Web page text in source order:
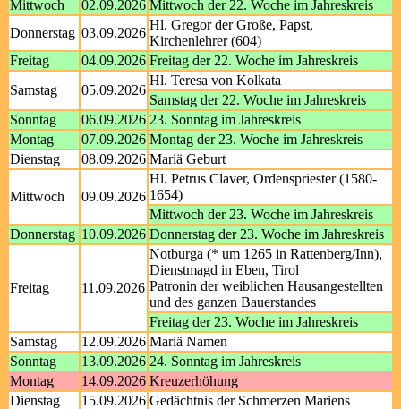
Mittwoch
02.09.2026 Mittwoch der 22. Woche im Jahreskreis
Donnerstag 03.09.2026
Hl. Gregor der Große, Papst,
Kirchenlehrer (604)
Freitag
04.09.2026 Freitag der 22. Woche im Jahreskreis
Samstag
05.09.2026
Hl. Teresa von Kolkata
Samstag der 22. Woche im Jahreskreis
Sonntag
06.09.2026 23. Sonntag im Jahreskreis
Montag
07.09.2026 Montag der 23. Woche im Jahreskreis
Dienstag
08.09.2026 Mariä Geburt
Mittwoch 09.09.2026
Hl. Petrus Claver, Ordenspriester (1580-
1654)
Mittwoch der 23. Woche im Jahreskreis
Donnerstag 10.09.2026 Donnerstag der 23. Woche im Jahreskreis
Freitag 11.09.2026
Notburga (* um 1265 in Rattenberg/Inn),
Dienstmagd in Eben, Tirol
Patronin der weiblichen Hausangestellten
und des ganzen Bauerstandes
Freitag der 23. Woche im Jahreskreis
Samstag
12.09.2026 Mariä Namen
Sonntag
13.09.2026 24. Sonntag im Jahreskreis
Montag
14.09.2026 Kreuzerhöhung
Dienstag
15.09.2026 Gedächtnis der Schmerzen Mariens